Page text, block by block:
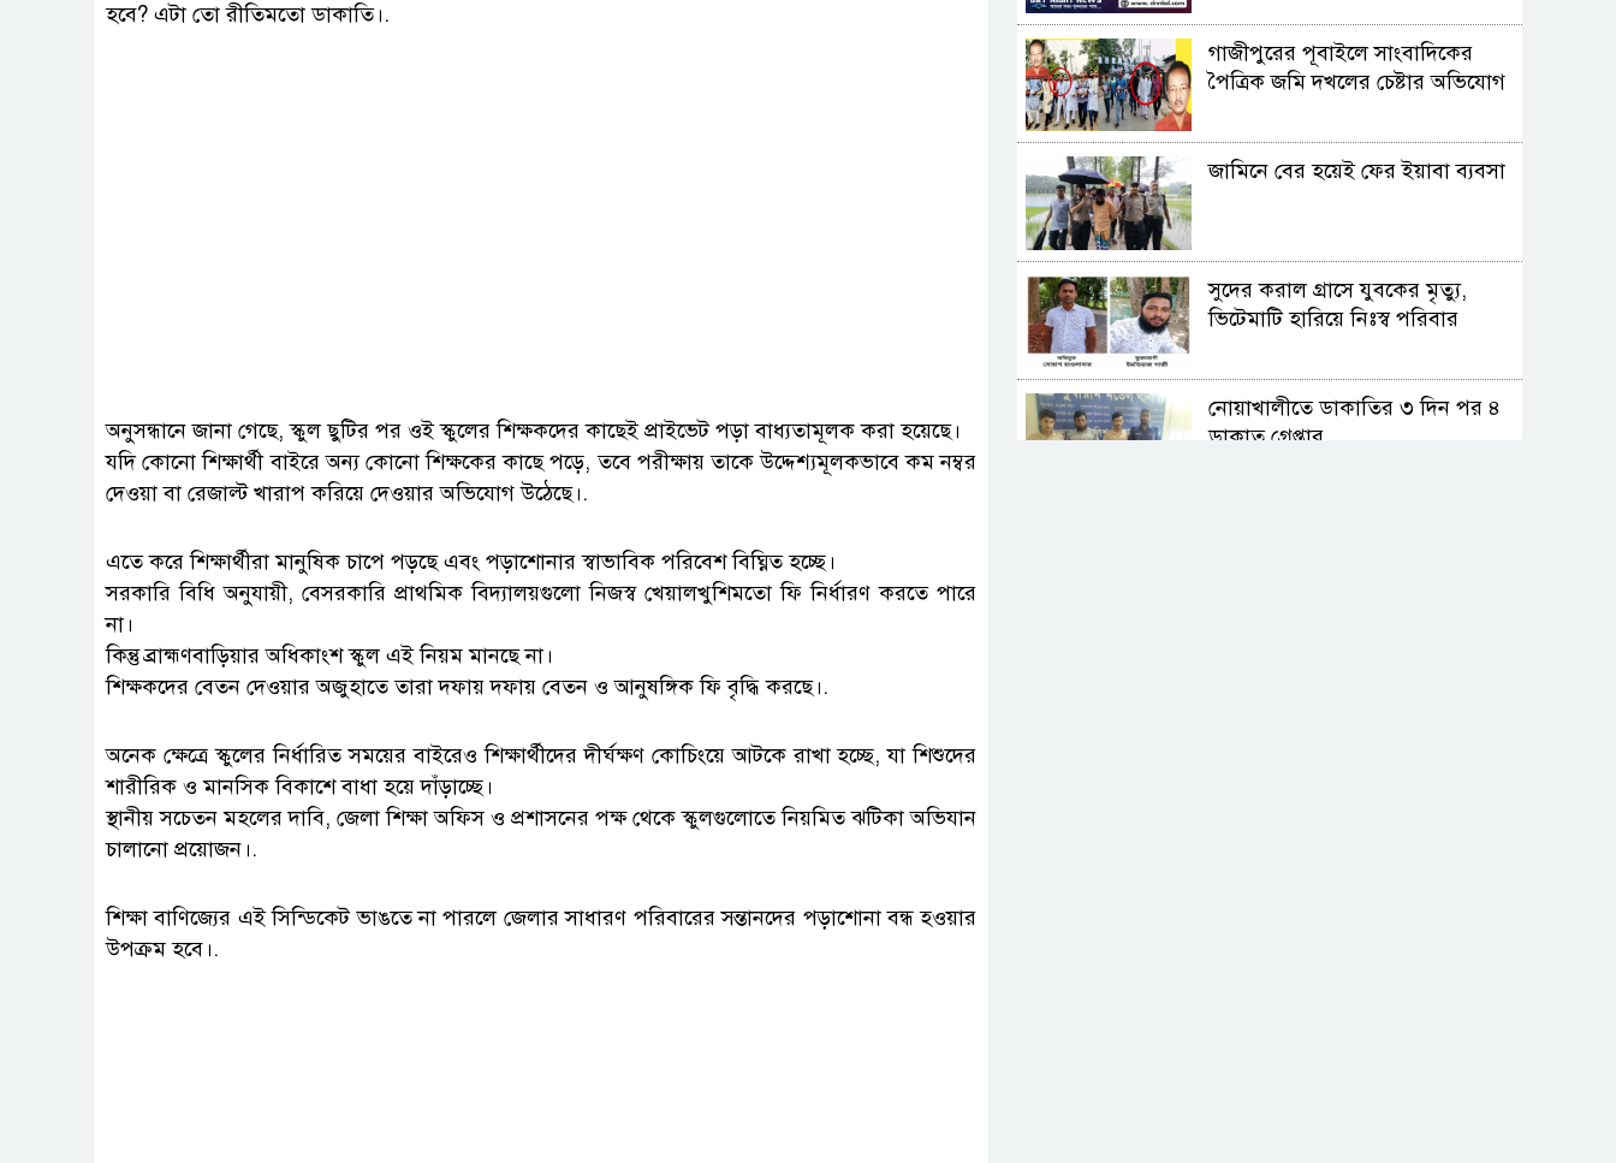
হবে? এটা তো রীতিমতো ডাকাতি।.
অনুসন্ধানে জানা গেছে, স্কুল ছুটির পর ওই স্কুলের শিক্ষকদের কাছেই প্রাইভেট পড়া বাধ্যতামূলক করা হয়েছে।
যদি কোনো শিক্ষার্থী বাইরে অন্য কোনো শিক্ষকের কাছে পড়ে, তবে পরীক্ষায় তাকে উদ্দেশ্যমূলকভাবে কম নম্বর
দেওয়া বা রেজাল্ট খারাপ করিয়ে দেওয়ার অভিযোগ উঠেছে।.
এতে করে শিক্ষার্থীরা মানুষিক চাপে পড়ছে এবং পড়াশোনার স্বাভাবিক পরিবেশ বিঘ্নিত হচ্ছে।
সরকারি বিধি অনুযায়ী, বেসরকারি প্রাথমিক বিদ্যালয়গুলো নিজস্ব খেয়ালখুশিমতো ফি নির্ধারণ করতে পারে
না।
কিন্তু ব্রাহ্মণবাড়িয়ার অধিকাংশ স্কুল এই নিয়ম মানছে না।
শিক্ষকদের বেতন দেওয়ার অজুহাতে তারা দফায় দফায় বেতন ও আনুষঙ্গিক ফি বৃদ্ধি করছে।.
অনেক ক্ষেত্রে স্কুলের নির্ধারিত সময়ের বাইরেও শিক্ষার্থীদের দীর্ঘক্ষণ কোচিংয়ে আটকে রাখা হচ্ছে, যা শিশুদের
শারীরিক ও মানসিক বিকাশে বাধা হয়ে দাঁড়াচ্ছে।
স্থানীয় সচেতন মহলের দাবি, জেলা শিক্ষা অফিস ও প্রশাসনের পক্ষ থেকে স্কুলগুলোতে নিয়মিত ঝটিকা অভিযান
চালানো প্রয়োজন।.
শিক্ষা বাণিজ্যের এই সিন্ডিকেট ভাঙতে না পারলে জেলার সাধারণ পরিবারের সন্তানদের পড়াশোনা বন্ধ হওয়ার
উপক্রম হবে।.
গাজীপুরের পূবাইলে সাংবাদিকের
পৈত্রিক জমি দখলের চেষ্টার অভিযোগ
জামিনে বের হয়েই ফের ইয়াবা ব্যবসা
সুদের করাল গ্রাসে যুবকের মৃত্যু,
ভিটেমাটি হারিয়ে নিঃস্ব পরিবার
নোয়াখালীতে ডাকাতির ৩ দিন পর ৪
ডাকাত গ্রেপ্তার